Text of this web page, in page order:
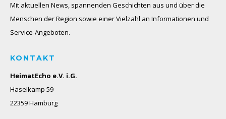
Mit aktuellen News, spannenden Geschichten aus und über die
Menschen der Region sowie einer Vielzahl an Informationen und
Service-Angeboten.
KONTAKT
HeimatEcho e.V. i.G.
Haselkamp 59
22359 Hamburg